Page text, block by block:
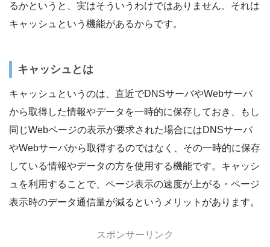
るかというと、実はそういうわけではありません。それは
キャッシュという機能があるからです。
キャッシュとは
キャッシュというのは、直近でDNSサーバやWebサーバ
から取得した情報やデータを一時的に保存しておき、もし
同じWebページの表示が要求された場合にはDNSサーバ
やWebサーバから取得するのではなく、その一時的に保存
している情報やデータの方を使用する機能です。キャッシ
ュを利用することで、ページ表示の速度が上がる・ページ
表示時のデータ通信量が減るというメリットがあります。
スポンサーリンク